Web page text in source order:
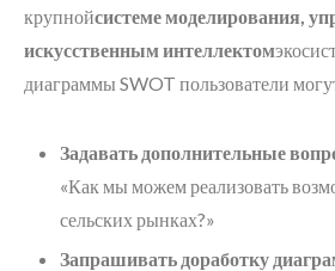
крупнойсистеме моделирования,
искусственным интеллектом
диаграммы SWOT пользователи
Задавать дополнительные
«Как мы можем реализовать
сельских рынках?»
Запрашивать доработку